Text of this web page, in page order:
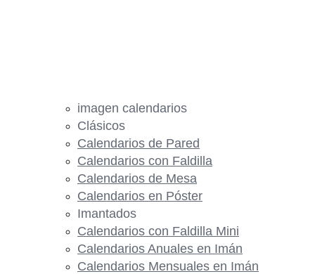
imagen calendarios
Clásicos
Calendarios de Pared
Calendarios con Faldilla
Calendarios de Mesa
Calendarios en Póster
Imantados
Calendarios con Faldilla Mini
Calendarios Anuales en Imán
Calendarios Mensuales en Imán